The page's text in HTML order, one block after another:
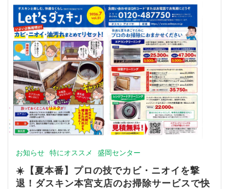
お知らせ 特にオススメ 盛岡センター
☀️【夏本番】プロの技でカビ・ニオイを撃
退！ダスキン本宮支店のお掃除サービスで快